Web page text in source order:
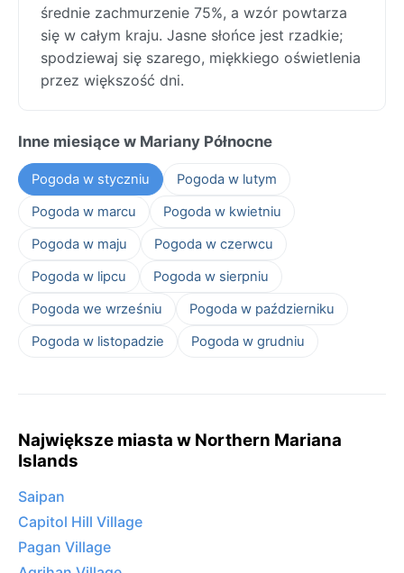
średnie zachmurzenie 75%, a wzór powtarza
się w całym kraju. Jasne słońce jest rzadkie;
spodziewaj się szarego, miękkiego oświetlenia
przez większość dni.
Inne miesiące w Mariany Północne
Pogoda w styczniu
Pogoda w lutym
Pogoda w marcu
Pogoda w kwietniu
Pogoda w maju
Pogoda w czerwcu
Pogoda w lipcu
Pogoda w sierpniu
Pogoda we wrześniu
Pogoda w październiku
Pogoda w listopadzie
Pogoda w grudniu
Największe miasta w Northern Mariana
Islands
Saipan
Capitol Hill Village
Pagan Village